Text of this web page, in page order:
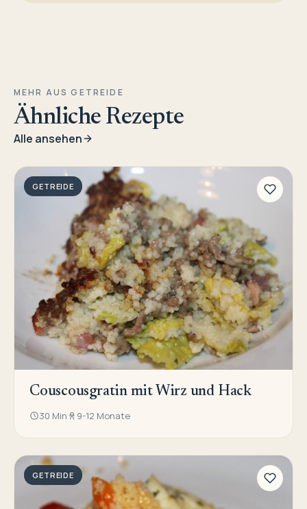
MEHR AUS GETREIDE
Ähnliche Rezepte
Alle ansehen
GETREIDE
Couscousgratin mit Wirz und Hack
30 Min 9-12 Monate
GETREIDE